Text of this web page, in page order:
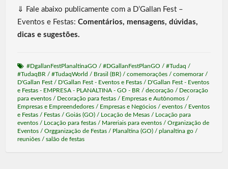
⇓ Fale abaixo publicamente com a D’Gallan Fest –
Eventos e Festas: Comentários, mensagens, dúvidas,
dicas e sugestões.
#DgallanFestPlanaltinaGO / #DGallanFestPlanGO / #Tudaq /
#TudaqBR / #TudaqWorld / Brasil (BR)/ comemorações/ comemorar/
D'Gallan Fest/ D'Gallan Fest - Eventos e Festas/ D'Gallan Fest - Eventos
e Festas - EMPRESA - PLANALTINA - GO - BR / decoração/ Decoração
para eventos/ Decoração para festas/ Empresas e Autônomos/
Empresas e Empreendedores/ Empresas e Negócios/ eventos/ Eventos
e Festas/ Festas/ Goiás (GO)/ Locação de Mesas/
Locação para
eventos/ Locação para festas/ Mareriais para eventos/ Organização de
Eventos/ Orgganização de Festas/ Planaltina (GO)/ planaltina go/
reuniões/ salão de festas